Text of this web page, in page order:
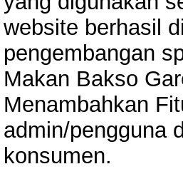
website berhasil
pengembangan
Makan Bakso
Menambahkan
admin/pengguna
konsumen.